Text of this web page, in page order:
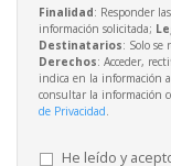
Finalidad: Responder
información solicitada;
Destinatarios: Solo se
Derechos: Acceder,
indica en la información
consultar la información
de Privacidad
He leído y